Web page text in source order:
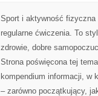
Sport i aktywność
regularne ćwiczenia. To
zdrowie, dobre
Strona poświęcona tej
kompendium informacji, w
– zarówno początkujący,